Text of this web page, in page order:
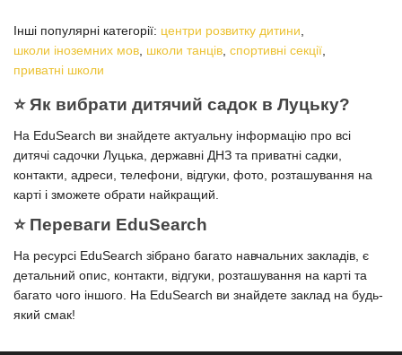
Інші популярні категорії: центри розвитку дитини
школи іноземних мов школи танців спортивні секції
приватні школи
⭐️ Як вибрати дитячий садок в Луцьку?
На EduSearch ви знайдете актуальну інформацію про всі
дитячі садочки Луцька, державні ДНЗ та приватні садки,
контакти, адреси, телефони, відгуки, фото, розташування на
карті і зможете обрати найкращий.
⭐️ Переваги EduSearch
На ресурсі EduSearch зібрано багато навчальних закладів, є
детальний опис, контакти, відгуки, розташування на карті та
багато чого іншого. На EduSearch ви знайдете заклад на будь-
який смак!